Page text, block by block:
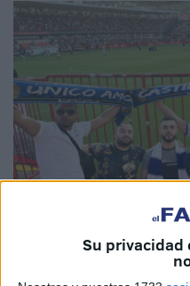
Su privacidad
Imágenes cedidas